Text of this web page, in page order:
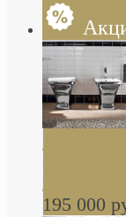
Butterfly
195 000